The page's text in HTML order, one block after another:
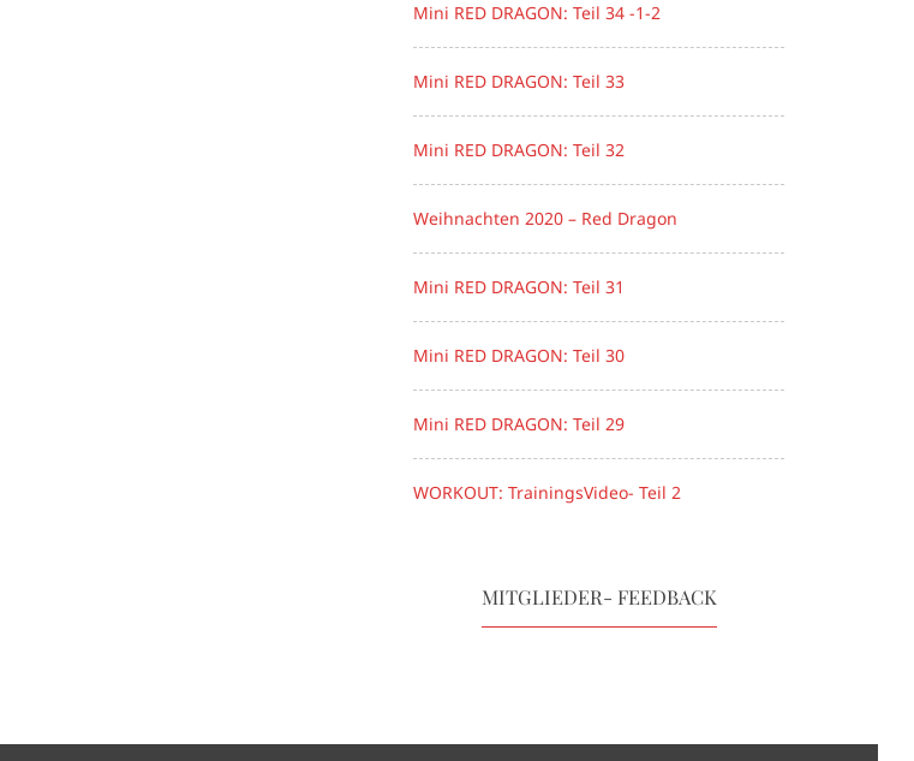
Mini RED DRAGON: Teil 34 -1-2
Mini RED DRAGON: Teil 33
Mini RED DRAGON: Teil 32
Weihnachten 2020 – Red Dragon
Mini RED DRAGON: Teil 31
Mini RED DRAGON: Teil 30
Mini RED DRAGON: Teil 29
WORKOUT: TrainingsVideo- Teil 2
MITGLIEDER- FEEDBACK